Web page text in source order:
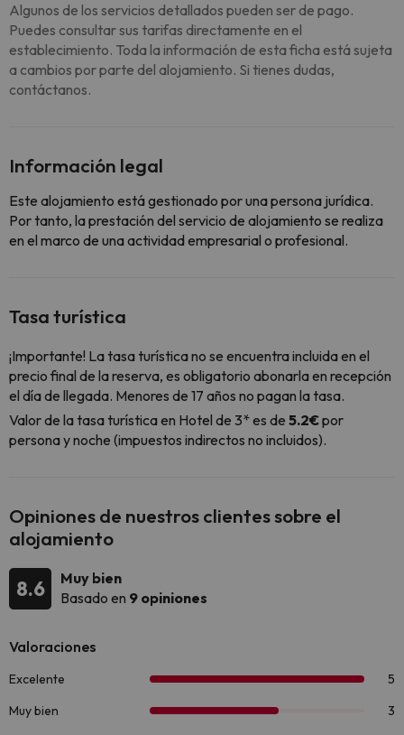
Algunos de los servicios detallados pueden ser de pago.
Puedes consultar sus tarifas directamente en el
establecimiento. Toda la información de esta ficha está sujeta
a cambios por parte del alojamiento. Si tienes dudas,
contáctanos.
Información legal
Este alojamiento está gestionado por una persona jurídica.
Por tanto, la prestación del servicio de alojamiento se realiza
en el marco de una actividad empresarial o profesional.
Tasa turística
¡Importante! La tasa turística no se encuentra incluida en el
precio final de la reserva, es obligatorio abonarla en recepción
el día de llegada. Menores de 17 años no pagan la tasa.
Valor de la tasa turística en Hotel de 3* es de 5.2€por
persona y noche (impuestos indirectos no incluidos).
Opiniones de nuestros clientes sobre el
alojamiento
8.6
Muy bien
Basado en 9 opiniones